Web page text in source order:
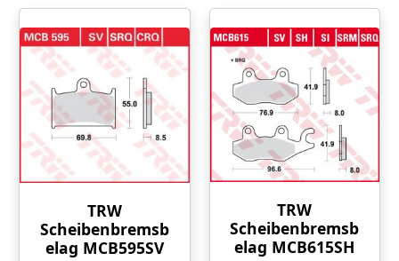
TRW
Scheibenbremsb
elag MCB595SV
TRW
Scheibenbremsb
elag MCB615SH